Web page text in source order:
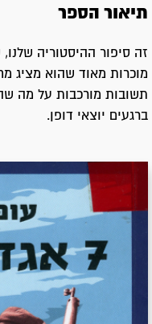
תיאור הספר
זה סיפור ההיסטוריה
מוכרות מאוד שהוא מציג
תשובות מורכבות על מה
ברגעים יוצאי דופן.